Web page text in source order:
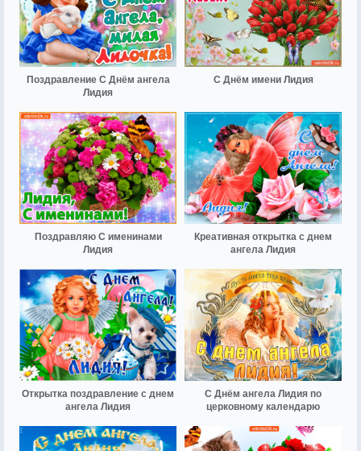
Поздравление С Днём ангела
Лидия
С Днём имени Лидия
Поздравляю С именинами
Лидия
Креативная открытка с днем
ангела Лидия
Открытка поздравление с днем
ангела Лидия
С Днём ангела Лидия по
церковному календарю